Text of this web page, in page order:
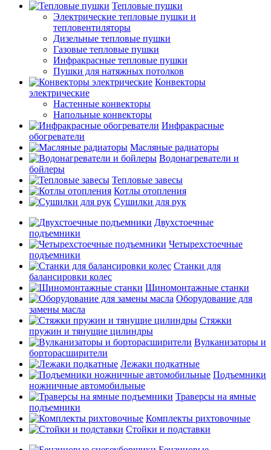
Тепловые пушки
Электрические тепловые пушки и
тепловентиляторы
Дизельные тепловые пушки
Газовые тепловые пушки
Инфракрасные тепловые пушки
Пушки для натяжных потолков
Конвекторы
электрические
Настенные конвекторы
Напольные конвекторы
Инфракрасные
обогреватели
Масляные радиаторы
Водонагреватели и
бойлеры
Тепловые завесы
Котлы отопления
Сушилки для рук
Двухстоечные
подъемники
Четырехстоечные
подъемники
Станки для
балансировки колес
Шиномонтажные станки
Оборудование для
замены масла
Стяжки
пружин и тянущие цилиндры
Вулканизаторы и
борторасширители
Лежаки подкатные
Подъемники
ножничные автомобильные
Траверсы на ямные
подъемники
Комплекты рихтовочные
Стойки и подставки